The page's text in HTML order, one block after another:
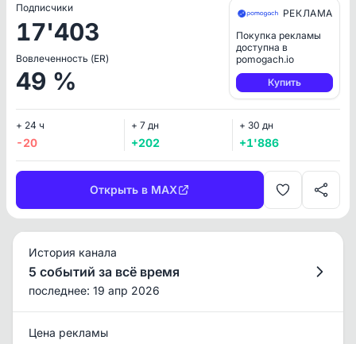
Подписчики
17'403
Вовлеченность (ER)
49 %
РЕКЛАМА
Покупка рекламы
доступна в
pomogach.io
Купить
+ 24 ч
-20
+ 7 дн
+202
+ 30 дн
+1'886
Открыть в MAX
История канала
5 событий за всё время
последнее: 19 апр 2026
Цена рекламы